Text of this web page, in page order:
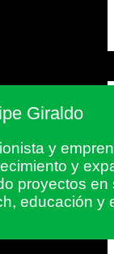
Giraldo
y
y
proyectos en
educación y